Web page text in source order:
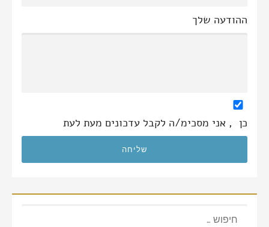
ההודעה שלך
כן , אני מסכימ/ה לקבל עדכונים מעת לעת